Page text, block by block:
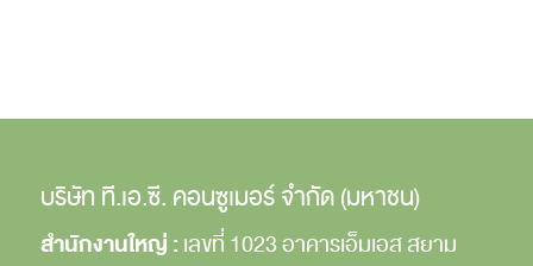
บริษัท ที.เอ.ซี. คอนซูเมอร์ จำกัด (มหาชน)
สำนักงานใหญ่ : เลขที่ 1023 อาคารเอ็มเอส สยาม